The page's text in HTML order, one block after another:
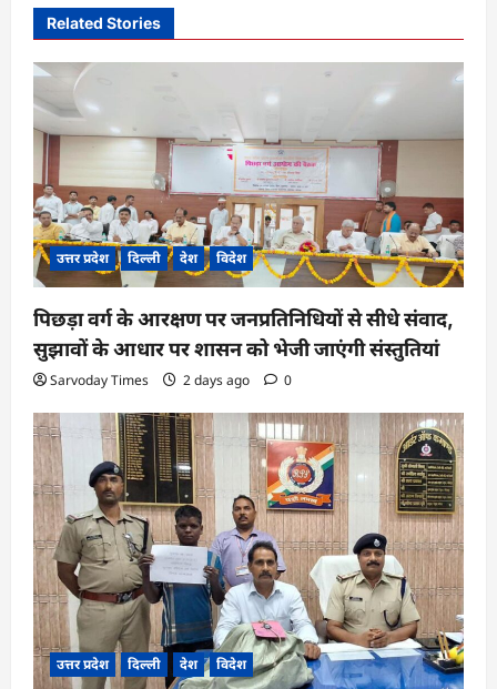
g
a
t
i
o
n
Related Stories
उत्तर प्रदेश दिल्ली देश विदेश
पिछड़ा वर्ग के आरक्षण पर जनप्रतिनिधियों से सीधे संवाद,
सुझावों के आधार पर शासन को भेजी जाएंगी संस्तुतियां
Sarvoday Times 2 days ago 0
उत्तर प्रदेश दिल्ली देश विदेश